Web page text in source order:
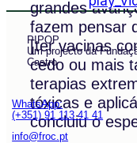
grandes
fazem pensar
[ter vacinas
cedo ou mais
terapias
tóxicas e
concluiu o
PIPOP
Um projecto da
Castro
WhatsApp:
(+351) 91 113 41 41
info@froc.pt